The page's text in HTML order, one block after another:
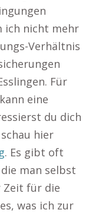
ich nicht mehr
Verhältnis
Für
eine
du dich
hier
. Es gibt oft
man selbst
Zeit für die
was ich zur